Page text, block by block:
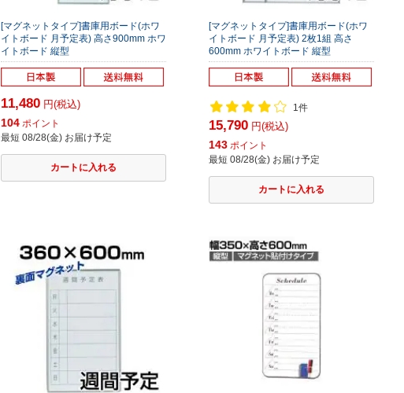
[マグネットタイプ]書庫用ボード(ホワ
イトボード 月予定表) 高さ900mm ホワ
イトボード 縦型
11,480 円(税込)
104 ポイント
最短 08/28(金) お届け予定
[マグネットタイプ]書庫用ボード(ホワ
イトボード 月予定表) 2枚1組 高さ
600mm ホワイトボード 縦型
1件
15,790円(税込)
143 ポイント
最短 08/28(金) お届け予定